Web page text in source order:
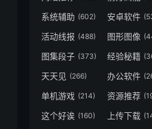
系统辅助 (602) 安卓软件
活动线报 (488) 图形图像
图集段子 (373) 经验秘籍
天天见 (266) 办公软件
单机游戏 (214) 资源推荐
这个好诶 (160) 上传下载